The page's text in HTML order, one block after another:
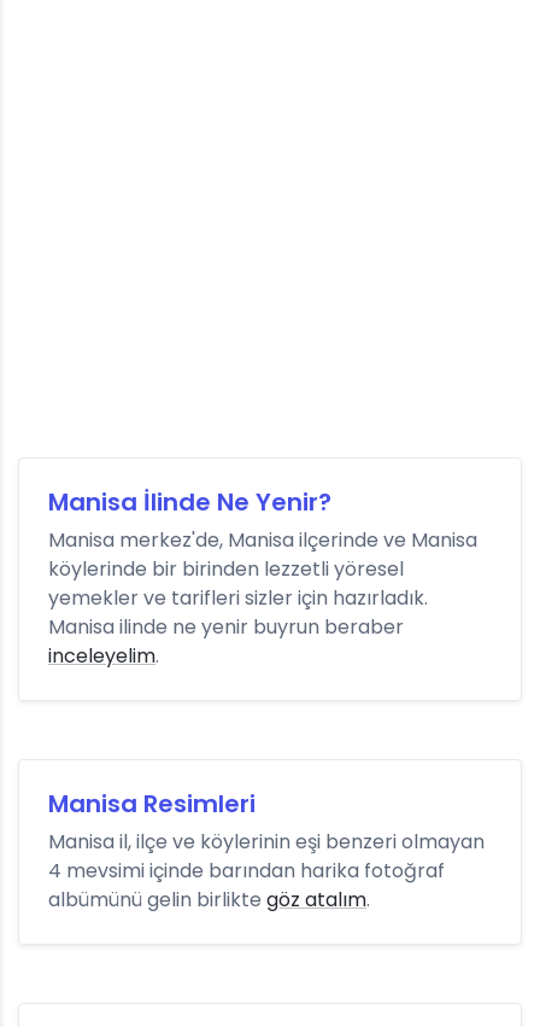
Manisa İlinde Ne Yenir?
Manisa merkez'de, Manisa ilçerinde ve Manisa
köylerinde bir birinden lezzetli yöresel
yemekler ve tarifleri sizler için hazırladık.
Manisa ilinde ne yenir buyrun beraber
inceleyelim.
Manisa Resimleri
Manisa il, ilçe ve köylerinin eşi benzeri olmayan
4 mevsimi içinde barından harika fotoğraf
albümünü gelin birlikte göz atalım.